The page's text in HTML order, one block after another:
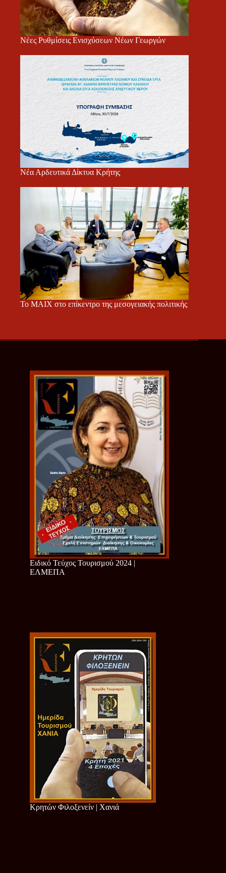
Νέες Ρυθμίσεις Ενισχύσεων Νέων Γεωργών
Νέα Αρδευτικά Δίκτυα Κρήτης
Το ΜΑΙΧ στο επίκεντρο της μεσογειακής πολιτικής
Ειδικό Τεύχος Τουρισμού 2024 |
ΕΛΜΕΠΑ
Κρητών Φιλοξενείν | Χανιά